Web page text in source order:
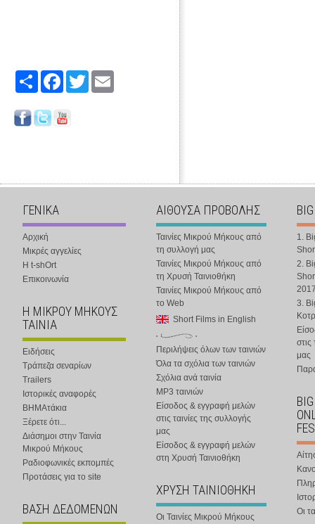
Share FacebookTwitter
ΓΕΝΙΚΑ
Αρχική
Μικρές αγγελίες
Η t-shOrt
Επικοινωνία
Η ΜΙΚΡΟΥ ΜΗΚΟΥΣ
ΤΑΙΝΙΑ
Ειδήσεις
Τράπεζα σεναρίων
Trailers
Ιστορικές αναφορές
ΒΗΜΑτάκια
Ξέρετε ότι...
Διάσημοι στην Ταινία
Μικρού Μήκους
Ραδιοφωνικές εκπομπές
Προτάσεις για το site
ΒΑΣΗ ΔΕΔΟΜΕΝΩΝ
ΑΙΘΟΥΣΑ ΠΡΟΒΟΛΗΣ
Ταινίες Μικρού Μήκους από
τη συλλογή μας
Ταινίες Μικρού Μήκους από
τη Χρυσή Ταινιοθήκη
Ταινίες Μικρού Μήκους από
το Web
Short Films in English
Περιλήψεις όλων των ταινιών
Όλα τα σχόλια των ταινιών
Σχόλια ανά ταινία
MP3 ταινιών
Είσοδος & εγγραφή μελών
στις ταινίες της συλλογής
μας
Είσοδος & εγγραφή μελών
στη Χρυσή Ταινιοθήκη
ΧΡΥΣΗ ΤΑΙΝΙΟΘΗΚΗ
Οι Ταινίες Μικρού Μήκους
1.
2.
3.
στις
μας
Οι